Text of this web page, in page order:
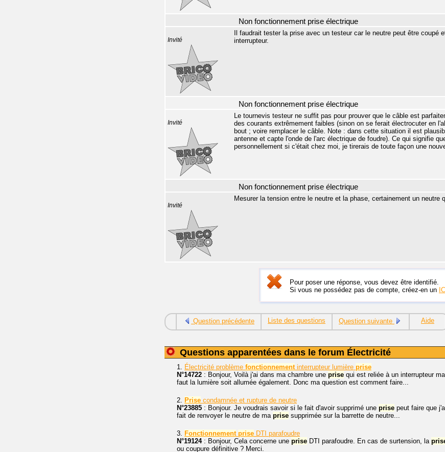
Non fonctionnement prise électrique
Invité
Il faudrait tester la prise avec un testeur car le neutre peut être
interrupteur.
Non fonctionnement prise électrique
Invité
Le tournevis testeur ne suffit pas pour prouver que le câble est
des courants extrêmement faibles (sinon on se ferait électrocuter en
bout ; voire remplacer le câble. Note : dans cette situation il est
antenne et capte l'onde de l'arc électrique de foudre). Ce qui signifie
personnellement si c'était chez moi, je tirerais de toute façon une
Non fonctionnement prise électrique
Invité
Mesurer la tension entre le neutre et la phase, certainement un neutre
Pour poser une réponse, vous devez être identifié.
Si vous ne possédez pas de compte, créez-en un ICI
Question précédente Liste des questions Question suivante Aide
Questions apparentées dans le forum Électricité
1. Électricité problème fonctionnementinterrupteur lumière prise
N°14722 : Bonjour, Voilà j'ai dans ma chambre une prise qui est reliée à un interrupteur
faut la lumière soit allumée également. Donc ma question est comment faire...
2. Prise condamnée et rupture de neutre
N°23885 : Bonjour. Je voudrais savoir si le fait d'avoir supprimé une prise peut faire que
fait de renvoyer le neutre de ma prise supprimée sur la barrette de neutre...
3. Fonctionnement prise DTI parafoudre
N°19124: Bonjour, Cela concerne une prise DTI parafoudre. En cas de surtension, la
ou coupure définitive ? Merci.